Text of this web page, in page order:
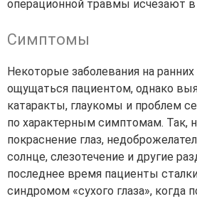
операционной травмы исчезают
Симптомы
Некоторые заболевания на
ощущаться пациентом, однако
катаракты, глаукомы и проблем
по характерным симптомам. Так,
покраснение глаз,
солнце, слезотечение и другие
последнее время пациенты
синдромом «сухого глаза», когда